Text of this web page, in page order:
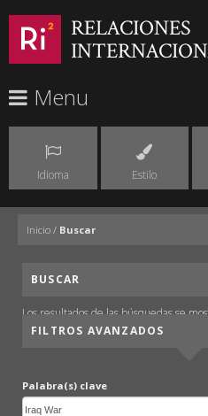
RELACIONES
Menu
Idioma Estilo
Inicio / Buscar
BUSCAR
Los resultados de las búsquedas se
FILTROS AVANZADOS
Palabra(s) clave